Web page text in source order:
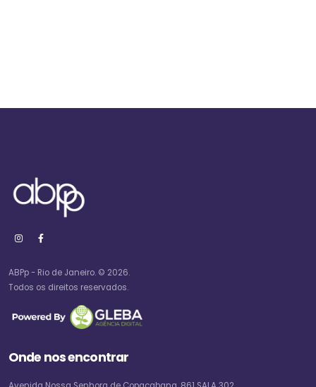
ABPp - Rio de Janeiro. © 2026.
Todos os direitos reservados.
Onde nos encontrar